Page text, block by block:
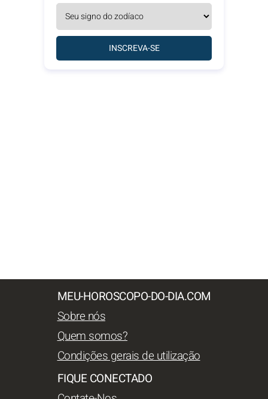
INSCREVA-SE
MEU-HOROSCOPO-DO-DIA.COM
Sobre nós
Quem somos?
Condições gerais de utilização
FIQUE CONECTADO